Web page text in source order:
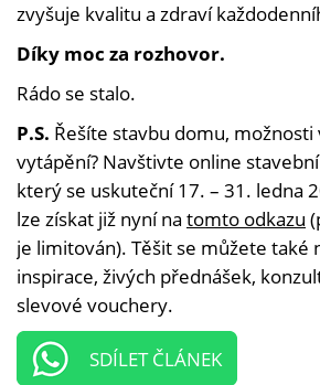
zvyšuje kvalitu a zdraví
Díky moc za rozhovor.
Rádo se stalo.
P.S. Řešíte stavbu domu, možnosti
vytápění? Navštivte online
který se uskuteční 17. – 31. ledna
lze získat již nyní na tomto odkazu
je limitován). Těšit se můžete také
inspirace, živých přednášek,
slevové vouchery.
SDÍLET ČLÁNEK